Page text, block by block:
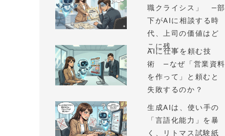
職クライシス」 —部
下がAIに相談する時
代、上司の価値はど
こに残...
AIに仕事を頼む技
術 —なぜ「営業資料
を作って」と頼むと
失敗するのか？
生成AIは、使い手の
「言語化能力」を暴
く、リトマス試験紙